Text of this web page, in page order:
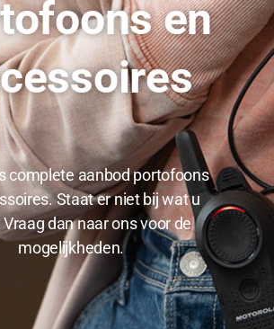
en
complete aanbod portofoons
Staat er niet bij wat u
dan naar ons voor de
mogelijkheden.